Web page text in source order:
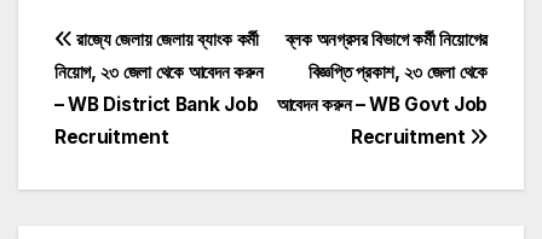
Post
navigation
ব্লক অনগ্রসর বিভাগে কর্মী নিয়োগের
বিজ্ঞপ্তি প্রকাশ, ২৩ জেলা থেকে
আবেদন করুন – WB Govt Job
Recruitment
রাজ্যে জেলায় জেলায় ব্যাংক কর্মী
নিয়োগ, ২৩ জেলা থেকে আবেদন করুন
– WB District Bank Job
Recruitment